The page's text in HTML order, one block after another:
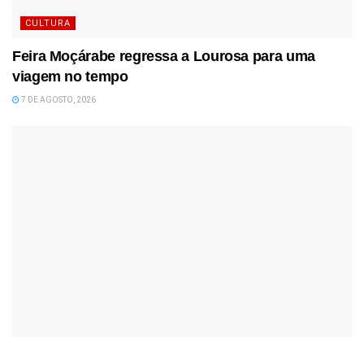
CULTURA
Feira Moçárabe regressa a Lourosa para uma
viagem no tempo
7 DE AGOSTO, 2026